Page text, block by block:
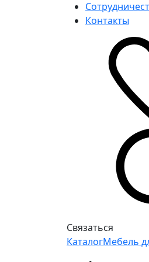
Контакты
Связаться
КаталогМебель